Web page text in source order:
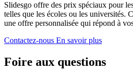
Slidesgo offre des prix spéciaux pour
telles que les écoles ou les universités.
une offre personnalisée qui répond à
Contactez-nous En savoir plus
Foire aux questions